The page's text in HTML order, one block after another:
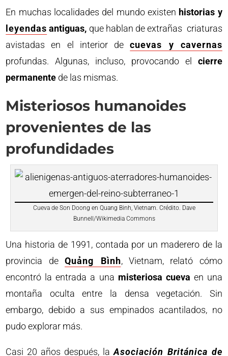
En muchas localidades del mundo existen historias y
leyendas antiguas, que hablan de extrañas criaturas
avistadas en el interior decuevas y cavernas
profundas. Algunas, incluso, provocando el cierre
permanente de las mismas.
Misteriosos humanoides
provenientes de las
profundidades
Cueva de Son Doong en Quang Binh, Vietnam. Crédito. Dave
Bunnell/Wikimedia Commons
Una historia de 1991, contada por un maderero de la
provincia deQuảng Bình, Vietnam, relató cómo
encontró la entrada a una misteriosa cueva en una
montaña oculta entre la densa vegetación. Sin
embargo, debido a sus empinados acantilados, no
pudo explorar más.
Casi 20 años después, laAsociación Británica de